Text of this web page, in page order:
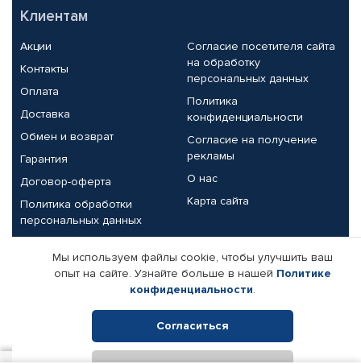
Клиентам
Акции
Контакты
Оплата
Доставка
Обмен и возврат
Гарантия
Договор-оферта
Политика обработки
персональных данных
Согласие посетителя сайта
на обработку
персональных данных
Политика
конфиденциальности
Согласие на получение
рекламы
О нас
Карта сайта
Партнерам
Корпоративным клиентам
Поставщикам
Реквизиты компании
Мы используем файлы cookie, чтобы улучшить ваш
опыт на сайте. Узнайте больше в нашей Политике
конфиденциальности.
Согласиться